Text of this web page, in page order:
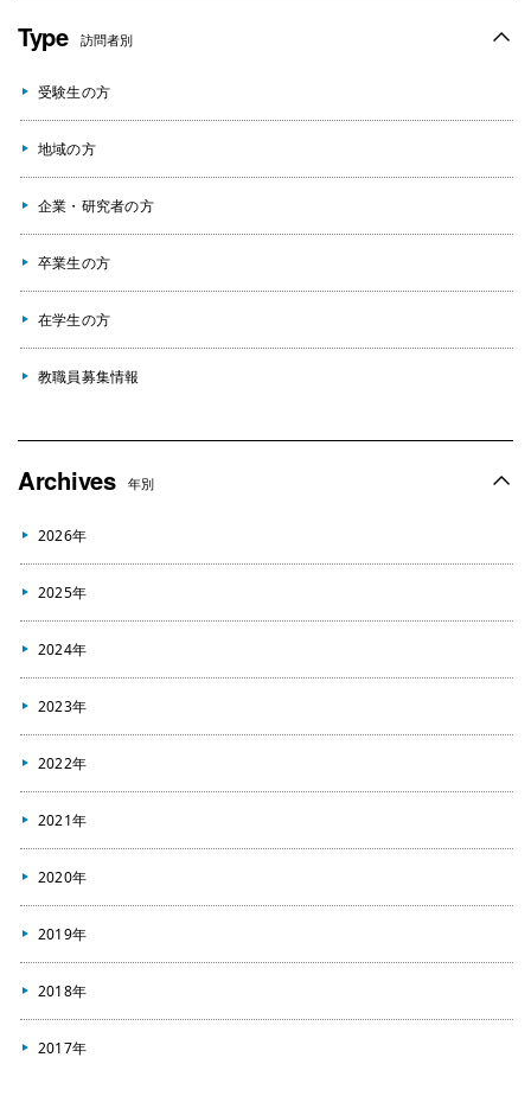
Type 訪問者別
受験生の方
地域の方
企業・研究者の方
卒業生の方
在学生の方
教職員募集情報
Archives 年別
2026年
2025年
2024年
2023年
2022年
2021年
2020年
2019年
2018年
2017年